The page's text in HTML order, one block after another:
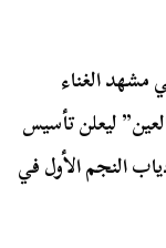
مشهد الغناء
ليعلن تأسيس
النجم الأول في